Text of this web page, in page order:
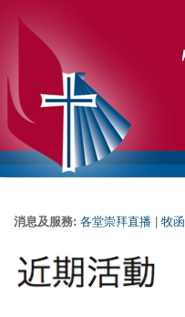
消息及服務: 各堂崇拜直播 牧函